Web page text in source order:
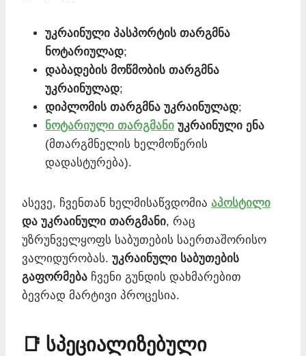
უკრაინული პასპორტის თარგმნა
ნოტარიულად;
დაბადების მოწმობის თარგმნა
უკრაინულად;
დიპლომის თარგმნა უკრაინულად;
ნოტარიული თარგმანი უკრაინული ენა
(მთარგმნელის ხელმოწერის
დადასტურება).
ასევე, ჩვენთან ხელმისაწვდომია აპოსტილი
და უკრაინული თარგმანი, რაც
უზრუნველყოფს საბუთების საერთაშორისო
ვალიდურობას. უკრაინული საბუთების
გაფორმება ჩვენი გუნდის დახმარებით
ბევრად მარტივი პროცესია.
📑 სპეციალიზებული